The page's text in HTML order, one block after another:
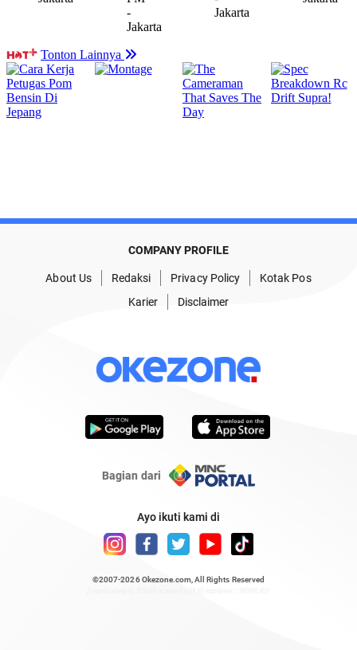
COMPANY PROFILE
About Us Redaksi Privacy Policy
Kotak Pos
Karier
Disclaimer
Bagian dari
Ayo ikuti kami di
©2007-2026 Okezone.com , All Rights Reserved